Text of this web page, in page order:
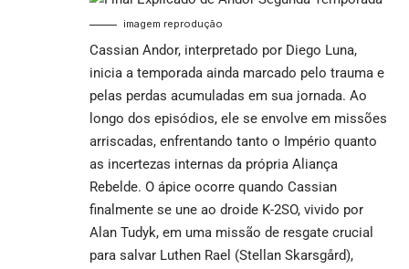
imagem reprodução
Cassian Andor, interpretado por Diego Luna,
inicia a temporada ainda marcado pelo trauma e
pelas perdas acumuladas em sua jornada. Ao
longo dos episódios, ele se envolve em missões
arriscadas, enfrentando tanto o Império quanto
as incertezas internas da própria Aliança
Rebelde. O ápice ocorre quando Cassian
finalmente se une ao droide K-2SO, vivido por
Alan Tudyk, em uma missão de resgate crucial
para salvar Luthen Rael (Stellan Skarsgård),